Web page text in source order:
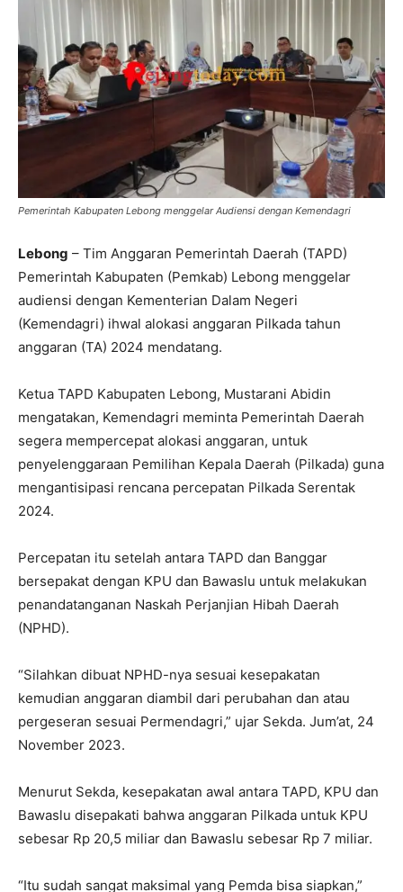
Pemerintah Kabupaten Lebong menggelar Audiensi dengan Kemendagri
Lebong – Tim Anggaran Pemerintah Daerah (TAPD)
Pemerintah Kabupaten (Pemkab) Lebong menggelar
audiensi dengan Kementerian Dalam Negeri
(Kemendagri) ihwal alokasi anggaran Pilkada tahun
anggaran (TA) 2024 mendatang.
Ketua TAPD Kabupaten Lebong, Mustarani Abidin
mengatakan, Kemendagri meminta Pemerintah Daerah
segera mempercepat alokasi anggaran, untuk
penyelenggaraan Pemilihan Kepala Daerah (Pilkada) guna
mengantisipasi rencana percepatan Pilkada Serentak
2024.
Percepatan itu setelah antara TAPD dan Banggar
bersepakat dengan KPU dan Bawaslu untuk melakukan
penandatanganan Naskah Perjanjian Hibah Daerah
(NPHD).
“Silahkan dibuat NPHD-nya sesuai kesepakatan
kemudian anggaran diambil dari perubahan dan atau
pergeseran sesuai Permendagri,” ujar Sekda. Jum’at, 24
November 2023.
Menurut Sekda, kesepakatan awal antara TAPD, KPU dan
Bawaslu disepakati bahwa anggaran Pilkada untuk KPU
sebesar Rp 20,5 miliar dan Bawaslu sebesar Rp 7 miliar.
“Itu sudah sangat maksimal yang Pemda bisa siapkan,”